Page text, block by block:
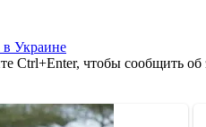
Украине
Ctrl+Enter, чтобы сообщить об